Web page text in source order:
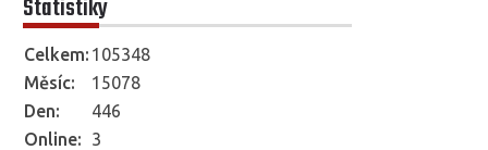
Statistiky
Online: 3
Celkem: 105348
Měsíc:
15078
Den:
446